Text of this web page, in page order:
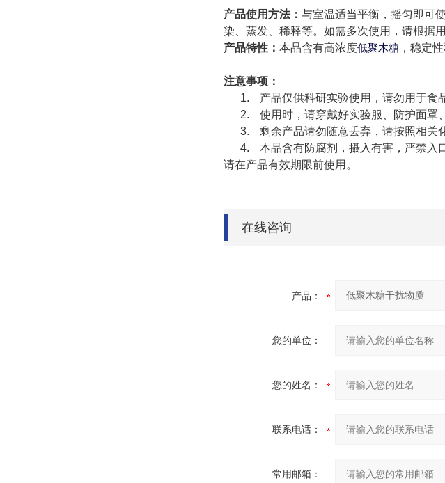
产品使用方法： 与室温适当平衡，摇匀即可
染、蒸发、稀释等。如需多次使用，请根据
产品特性： 本品含有高浓度低聚木糖 ，稳定
注意事项：
1.
产品仅供科研实验使用，请勿用于食
2.
使用时，请穿戴好实验服、防护面罩
3.
剩余产品请勿随意丢弃，请按照相关
4.
本品含有防腐剂，摄入有害，严禁入
请在产品有效期限前使用。
在线咨询
产品：
您的单位：
您的姓名：
联系电话：
常用邮箱：